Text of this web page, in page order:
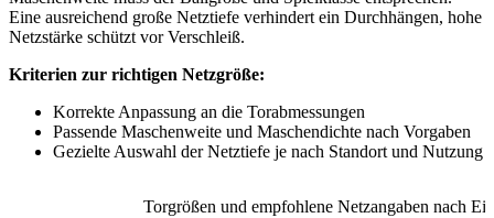
Eine ausreichend große Netztiefe verhindert ein Durchhängen, hohe
Netzstärke schützt vor Verschleiß.
Kriterien zur richtigen Netzgröße:
Korrekte Anpassung an die Torabmessungen
Passende Maschenweite und Maschendichte nach Vorgaben
Gezielte Auswahl der Netztiefe je nach Standort und Nutzung
Torgrößen und empfohlene Netzangaben nach